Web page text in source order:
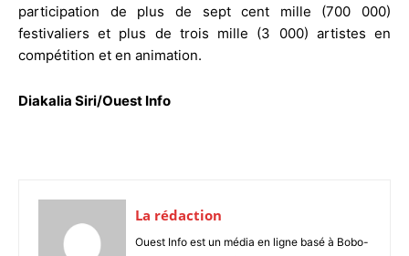
participation de plus de sept cent mille (700 000)
festivaliers et plus de trois mille (3 000) artistes en
compétition et en animation.
Diakalia Siri/Ouest Info
La rédaction
Ouest Info est un média en ligne basé à Bobo-